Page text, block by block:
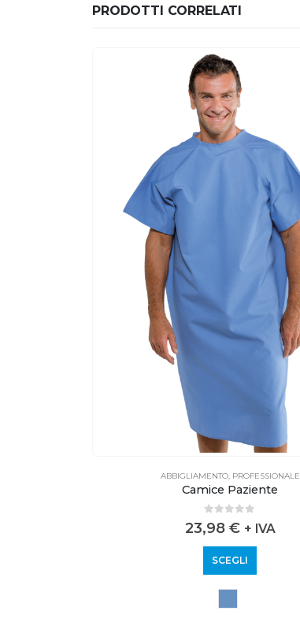
PRODOTTI CORRELATI
ABBIGLIAMENTO, PROFESSIONALE
Camice Paziente
0out of 5
23,98 € + IVA
SCEGLI